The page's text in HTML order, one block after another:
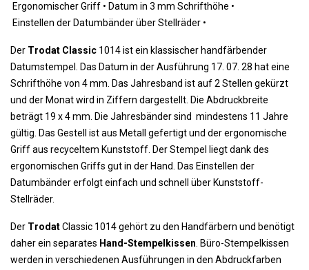
Ergonomischer Griff • Datum in 3 mm Schrifthöhe •
Einstellen der Datumbänder über Stellräder •
Der Trodat Classic 1014 ist ein klassischer handfärbender
Datumstempel. Das Datum in der Ausführung 17. 07. 28 hat eine
Schrifthöhe von 4 mm. Das Jahresband ist auf 2 Stellen gekürzt
und der Monat wird in Ziffern dargestellt. Die Abdruckbreite
beträgt 19 x 4 mm. Die Jahresbänder sind mindestens 11 Jahre
gültig. Das Gestell ist aus Metall gefertigt und der ergonomische
Griff aus recyceltem Kunststoff. Der Stempel liegt dank des
ergonomischen Griffs gut in der Hand. Das Einstellen der
Datumbänder erfolgt einfach und schnell über Kunststoff-
Stellräder.
Der TrodatClassic 1014 gehört zu den Handfärbern und benötigt
daher ein separates Hand-Stempelkissen . Büro-Stempelkissen
werden in verschiedenen Ausführungen in den Abdruckfarben